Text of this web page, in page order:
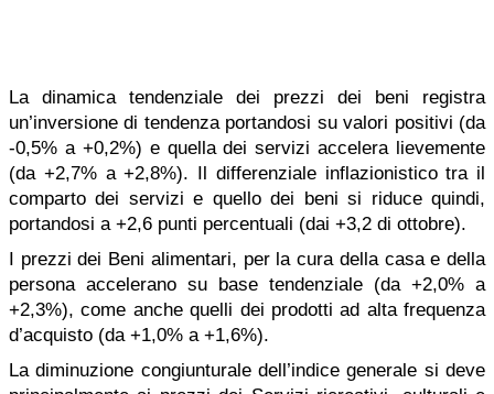
La dinamica tendenziale dei prezzi dei beni registra
un’inversione di tendenza portandosi su valori positivi (da
-0,5% a +0,2%) e quella dei servizi accelera lievemente
(da +2,7% a +2,8%). Il differenziale inflazionistico tra il
comparto dei servizi e quello dei beni si riduce quindi,
portandosi a +2,6 punti percentuali (dai +3,2 di ottobre).
I prezzi dei Beni alimentari, per la cura della casa e della
persona accelerano su base tendenziale (da +2,0% a
+2,3%), come anche quelli dei prodotti ad alta frequenza
d’acquisto (da +1,0% a +1,6%).
La diminuzione congiunturale dell’indice generale si deve